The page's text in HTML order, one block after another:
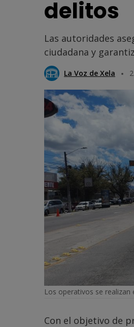
delitos
Las autoridades
ciudadana y
La Voz de Xela
Los operativos se
Con el objetivo de